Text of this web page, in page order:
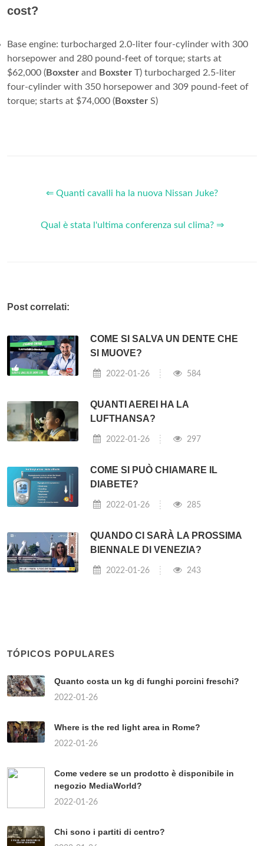
cost?
Base engine: turbocharged 2.0-liter four-cylinder with 300
horsepower and 280 pound-feet of torque; starts at
$62,000 (Boxster and Boxster T) turbocharged 2.5-liter
four-cylinder with 350 horsepower and 309 pound-feet of
torque; starts at $74,000 (Boxster S)
⇐ Quanti cavalli ha la nuova Nissan Juke?
Qual è stata l'ultima conferenza sul clima? ⇒
Post correlati:
COME SI SALVA UN DENTE CHE
SI MUOVE?
2022-01-26 584
QUANTI AEREI HA LA
LUFTHANSA?
2022-01-26 297
COME SI PUÒ CHIAMARE IL
DIABETE?
2022-01-26 285
QUANDO CI SARÀ LA PROSSIMA
BIENNALE DI VENEZIA?
2022-01-26 243
TÓPICOS POPULARES
Quanto costa un kg di funghi porcini freschi?
2022-01-26
Where is the red light area in Rome?
2022-01-26
Come vedere se un prodotto è disponibile in
negozio MediaWorld?
2022-01-26
Chi sono i partiti di centro?